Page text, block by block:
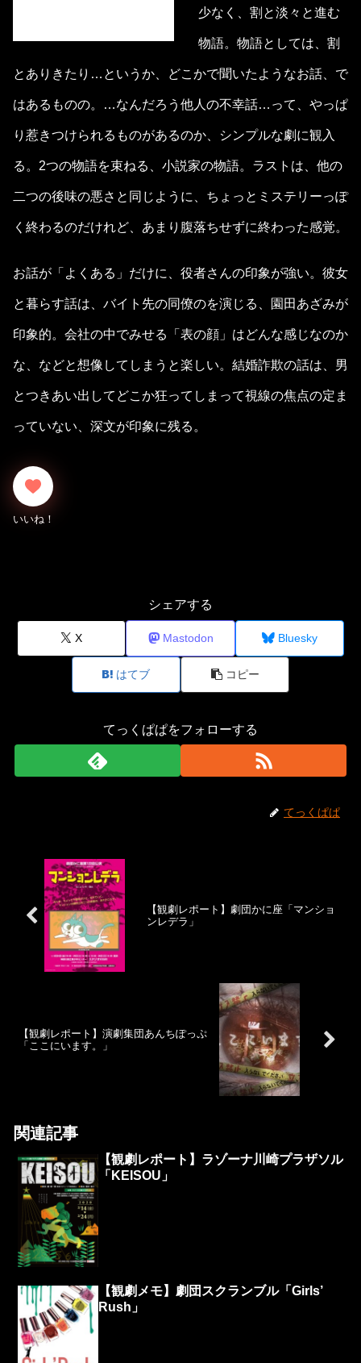
少なく、割と淡々と進む
物語。物語としては、割
とありきたり…というか、どこかで聞いたようなお話、で
はあるものの。…なんだろう他人の不幸話…って、やっぱ
り惹きつけられるものがあるのか、シンプルな劇に観入
る。2つの物語を束ねる、小説家の物語。ラストは、他の
二つの後味の悪さと同じように、ちょっとミステリーっぽ
く終わるのだけれど、あまり腹落ちせずに終わった感覚。
お話が「よくある」だけに、役者さんの印象が強い。彼女
と暮らす話は、バイト先の同僚のを演じる、園田あざみが
印象的。会社の中でみせる「表の顔」はどんな感じなのか
な、などと想像してしまうと楽しい。結婚詐欺の話は、男
とつきあい出してどこか狂ってしまって視線の焦点の定ま
っていない、深文が印象に残る。
シェアする
X Mastodon Bluesky
はてブ コピー
てっくぱぱをフォローする
てっくぱぱ
【観劇レポート】劇団かに座「マンショ
ンレデラ」
【観劇レポート】演劇集団あんちぽっぷ
「ここにいます。」
関連記事
【観劇レポート】ラゾーナ川崎プラザソル
「KEISOU」
【観劇メモ】劇団スクランブル「Girls’
Rush」